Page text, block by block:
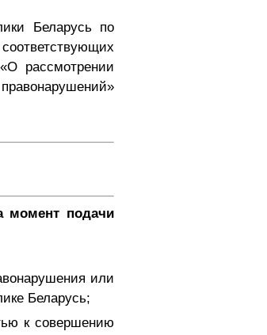
Беларусь по
рассмотрении
момент подачи
или
Беларусь;
к совершению